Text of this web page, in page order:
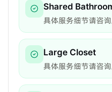
Shared
具体服务细节请咨
Large Closet
具体服务细节请咨